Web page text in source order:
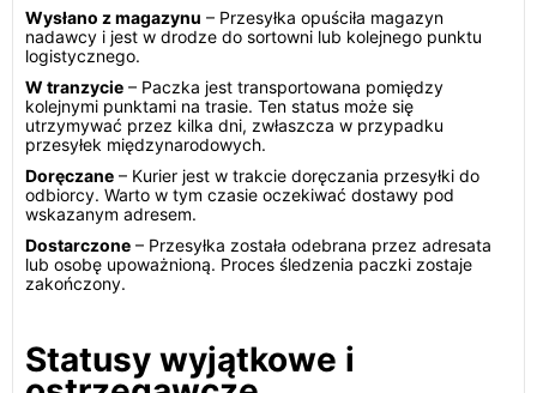
Wysłano z magazynu – Przesyłka opuściła magazyn
nadawcy i jest w drodze do sortowni lub kolejnego punktu
logistycznego.
W tranzycie – Paczka jest transportowana pomiędzy
kolejnymi punktami na trasie. Ten status może się
utrzymywać przez kilka dni, zwłaszcza w przypadku
przesyłek międzynarodowych.
Doręczane – Kurier jest w trakcie doręczania przesyłki do
odbiorcy. Warto w tym czasie oczekiwać dostawy pod
wskazanym adresem.
Dostarczone – Przesyłka została odebrana przez adresata
lub osobę upoważnioną. Proces śledzenia paczki zostaje
zakończony.
Statusy wyjątkowe i